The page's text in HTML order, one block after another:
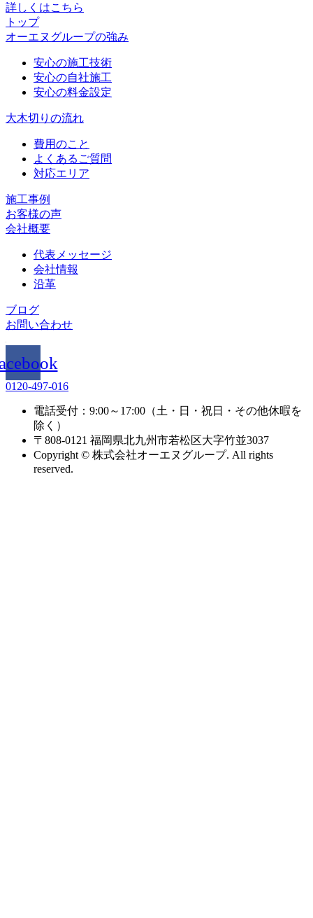
詳しくはこちら
トップ
オーエヌグループの強み
安心の施工技術
安心の自社施工
安心の料金設定
大木切りの流れ
費用のこと
よくあるご質問
対応エリア
施工事例
お客様の声
会社概要
代表メッセージ
会社情報
沿革
ブログ
お問い合わせ
0120-497-016
電話受付：9:00～17:00（土・日・祝日・その他休暇を
除く）
〒808-0121 福岡県北九州市若松区大字竹並3037
Copyright © 株式会社オーエヌグループ. All rights
reserved.